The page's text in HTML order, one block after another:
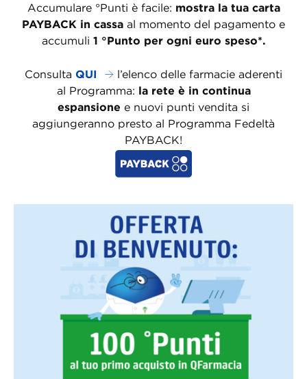
Accumulare °Punti è facile: mostra la tua carta
PAYBACK in cassa al momento del pagamento e
accumuli 1 °Punto per ogni euro speso*.
Consulta QUI
l’elenco delle farmacie aderenti
al Programma: la rete è in continua
espansione e nuovi punti vendita si
aggiungeranno presto al Programma Fedeltà
PAYBACK!